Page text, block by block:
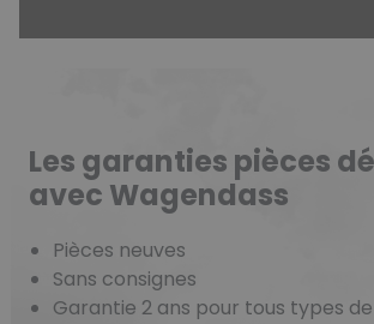
Les garanties pièces
avec Wagendass
Pièces neuves
Sans consignes
Garantie 2 ans pour tous types